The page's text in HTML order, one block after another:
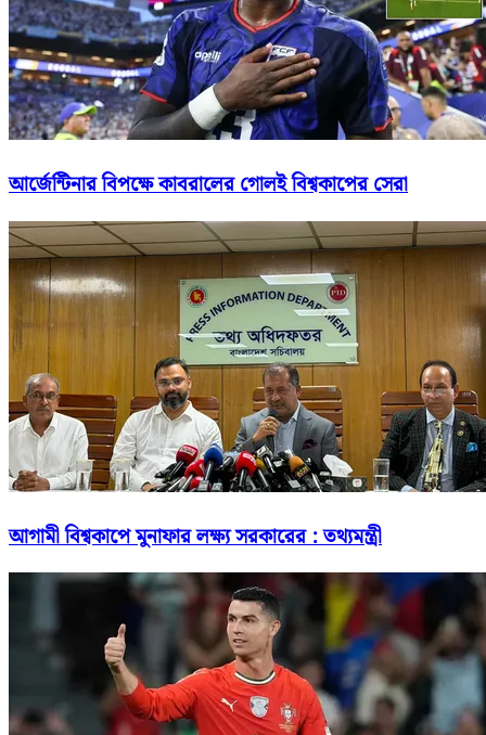
আর্জেন্টিনার বিপক্ষে কাবরালের গোলই বিশ্বকাপের সেরা
আগামী বিশ্বকাপে মুনাফার লক্ষ্য সরকারের : তথ্যমন্ত্রী